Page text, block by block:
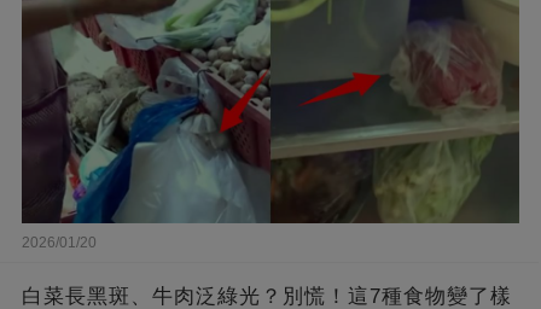
2026/01/20
白菜長黑斑、牛肉泛綠光？別慌！這7種食物變了樣